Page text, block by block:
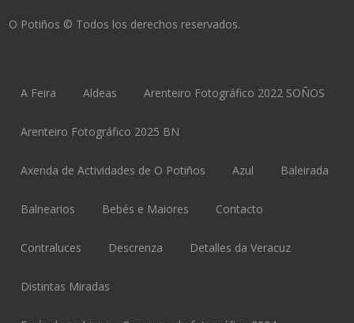
O Potiños © Todos los derechos reservados.
A Feira Aldeas Arenteiro Fotográfico 2022 SOÑOS
Arenteiro Fotográfico 2025 BN
Axenda de Actividades de O Potiños Azul Baleirada
Balnearios Bebés e Maiores Contacto
Contraluces Descrenza Detalles da Veracuz
Distintas Miradas